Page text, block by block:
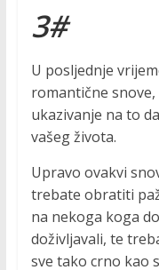
3#
U posljednje
romantične
ukazivanje na to
vašeg života.
Upravo ovakvi
trebate obratiti
na nekoga koga
doživljavali, te
sve tako crno kao